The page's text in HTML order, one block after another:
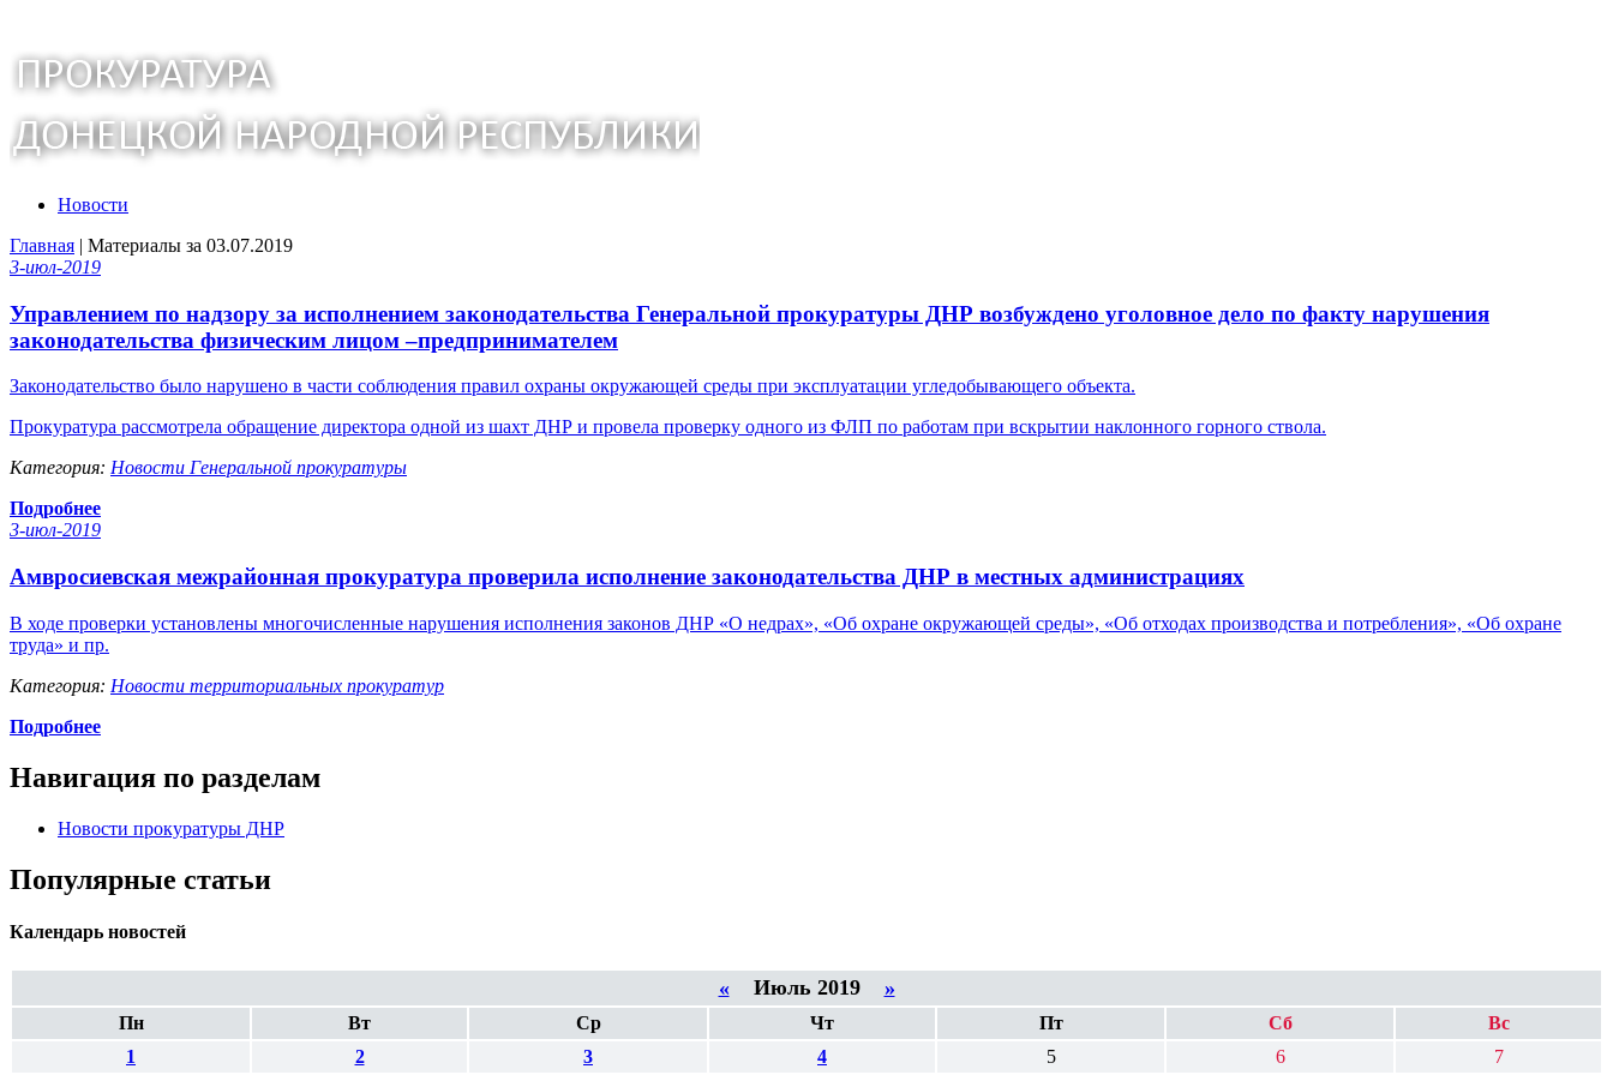
Новости
Главная | Материалы за 03.07.2019
3-июл-2019
Управлением по надзору за исполнением законодательства Генеральной прокуратуры ДНР возбуждено уголовное дело по факту нарушения
законодательства физическим лицом –предпринимателем
Законодательство было нарушено в части соблюдения правил охраны окружающей среды при эксплуатации угледобывающего объекта.
Прокуратура рассмотрела обращение директора одной из шахт ДНР и провела проверку одного из ФЛП по работам при вскрытии наклонного горного ствола.
Категория: Новости Генеральной прокуратуры
Подробнее
3-июл-2019
Амвросиевская межрайонная прокуратура проверила исполнение законодательства ДНР в местных администрациях
В ходе проверки установлены многочисленные нарушения исполнения законов ДНР «О недрах», «Об охране окружающей среды», «Об отходах производства и потребления», «Об охране
труда» и пр.
Категория: Новости территориальных прокуратур
Подробнее
Навигация по разделам
Новости прокуратуры ДНР
Популярные статьи
Календарь новостей
«Июль 2019 »
Пн Вт Ср Чт Пт Сб
Вс
1
2 3 4 5 6 7